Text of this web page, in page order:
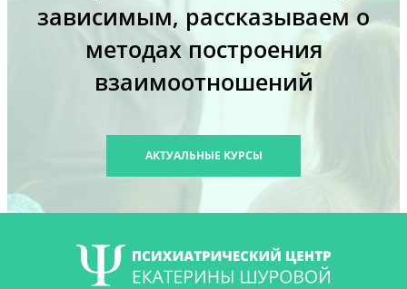
зависимым, рассказываем о
методах построения
взаимоотношений
АКТУАЛЬНЫЕ КУРСЫ